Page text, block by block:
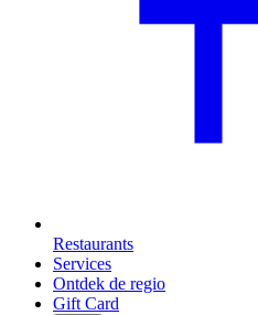
Restaurants
Services
Ontdek de regio
Gift Card